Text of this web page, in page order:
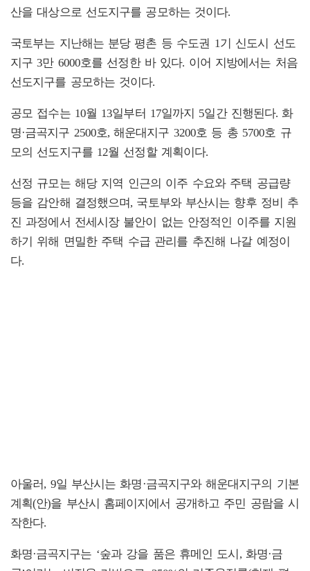
산을 대상으로 선도지구를 공모하는 것이다.
국토부는 지난해는 분당 평촌 등 수도권 1기 신도시 선도
지구 3만 6000호를 선정한 바 있다. 이어 지방에서는 처음
선도지구를 공모하는 것이다.
공모 접수는 10월 13일부터 17일까지 5일간 진행된다. 화
명·금곡지구 2500호, 해운대지구 3200호 등 총 5700호 규
모의 선도지구를 12월 선정할 계획이다.
선정 규모는 해당 지역 인근의 이주 수요와 주택 공급량
등을 감안해 결정했으며, 국토부와 부산시는 향후 정비 추
진 과정에서 전세시장 불안이 없는 안정적인 이주를 지원
하기 위해 면밀한 주택 수급 관리를 추진해 나갈 예정이
다.
아울러, 9일 부산시는 화명·금곡지구와 해운대지구의 기본
계획(안)을 부산시 홈페이지에서 공개하고 주민 공람을 시
작한다.
화명·금곡지구는 ‘숲과 강을 품은 휴메인 도시, 화명·금